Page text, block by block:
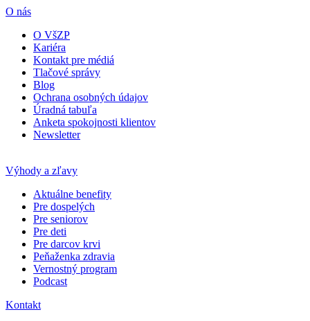
O nás
O VšZP
Kariéra
Kontakt pre médiá
Tlačové správy
Blog
Ochrana osobných údajov
Úradná tabuľa
Anketa spokojnosti klientov
Newsletter
Výhody a zľavy
Aktuálne benefity
Pre dospelých
Pre seniorov
Pre deti
Pre darcov krvi
Peňaženka zdravia
Vernostný program
Podcast
Kontakt